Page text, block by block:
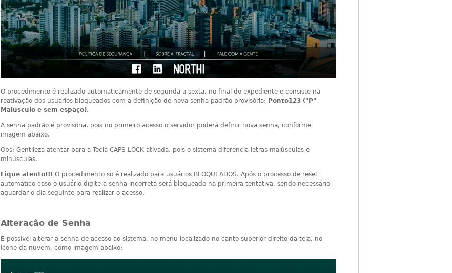
O procedimento é realizado automaticamente de segunda a sexta, no final do expediente e consiste na
reativação dos usuários bloqueados com a definição de nova senha padrão provisória: Ponto123 ("P"
Maiúsculo e sem espaço).
A senha padrão é provisória, pois no primeiro acesso o servidor poderá definir nova senha, conforme
imagem abaixo.
Obs: Gentileza atentar para a Tecla CAPS LOCK ativada, pois o sistema diferencia letras maiúsculas e
minúsculas.
Fique atento!!! O procedimento só é realizado para usuários BLOQUEADOS. Após o processo de reset
automático caso o usuário digite a senha incorreta será bloqueado na primeira tentativa, sendo necessário
aguardar o dia seguinte para realizar o acesso.
Alteração de Senha
É possível alterar a senha de acesso ao sistema, no menu localizado no canto superior direito da tela, no
ícone da nuvem, como imagem abaixo: